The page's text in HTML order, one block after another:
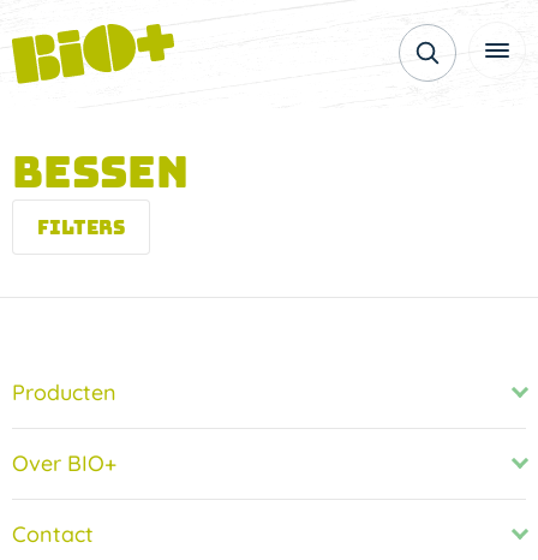
Bessen
Filters
Producten
Over BIO+
Contact